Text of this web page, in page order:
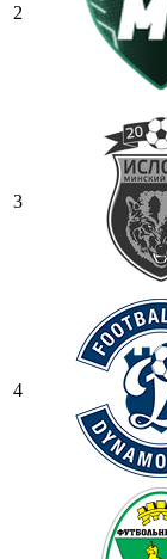
2
3
4